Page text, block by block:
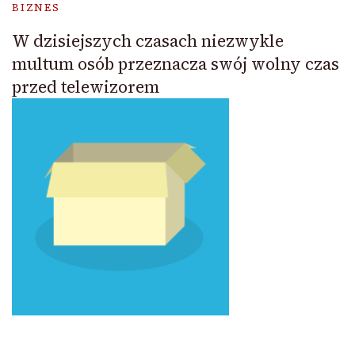
BIZNES
W dzisiejszych czasach niezwykle
multum osób przeznacza swój wolny czas
przed telewizorem